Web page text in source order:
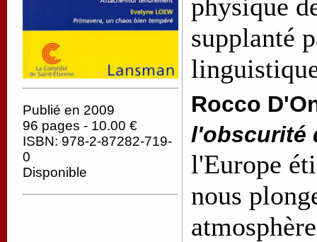
Publié en 2009
96 pages - 10.00 €
ISBN: 978-2-87282-719-
0
Disponible
physique
supplanté
Rocco
l'obscurité
l'Europe
nous